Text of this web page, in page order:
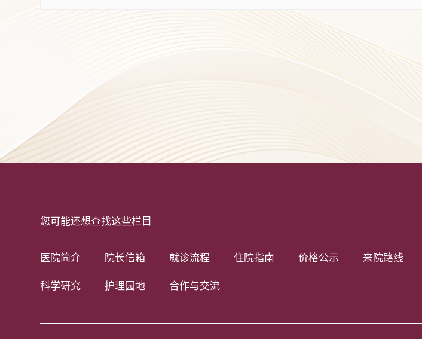
您可能还想查找这些栏目
医院简介 院长信箱 就诊流程 住院指南 价格公示 来院路线
科学研究 护理园地 合作与交流